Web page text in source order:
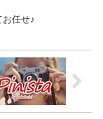
任せ♪